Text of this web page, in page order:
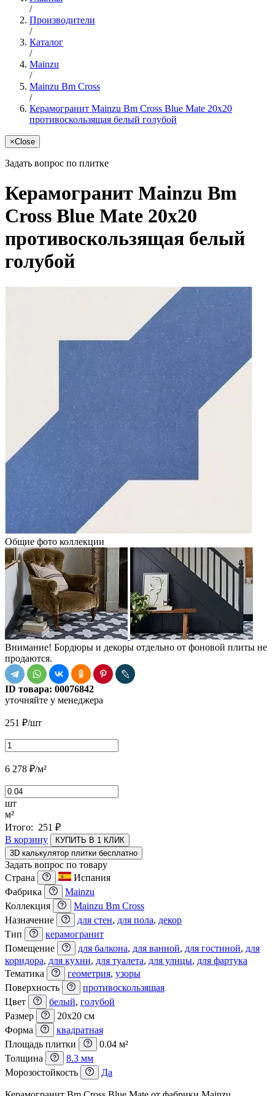
/
Производители
/
Каталог
/
Mainzu
/
Mainzu Bm Cross
/
Керамогранит Mainzu Bm Cross Blue Mate 20x20
противоскользящая белый голубой
×Close
Задать вопрос по плитке
Керамогранит Mainzu Bm
Cross Blue Mate 20x20
противоскользящая белый
голубой
Общие фото коллекции
Внимание! Бордюры и декоры отдельно от фоновой плиты не
продаются.
ID товара: 00076842
уточняйте у менеджера
251 ₽/шт
6 278 ₽/м²
шт
м²
Итого: 251 ₽
В корзину
КУПИТЬ В 1 КЛИК
3D калькулятор плитки бесплатно
Задать вопрос по товару
Страна
Испания
Фабрика
Mainzu
Коллекция
Mainzu Bm Cross
Назначение
для стен, для пола, декор
Тип
керамогранит
Помещение
для балкона, для ванной, для гостиной, для
коридора, для кухни, для туалета, для улицы, для фартука
Тематика
геометрия, узоры
Поверхность
противоскользящая
Цвет
белый, голубой
Размер
20x20 см
Форма
квадратная
Площадь плитки
0.04 м²
Толщина
8.3 мм
Морозостойкость
Да